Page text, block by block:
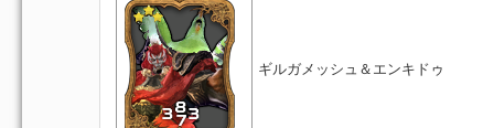
ギルガメッシュ＆エンキドゥ